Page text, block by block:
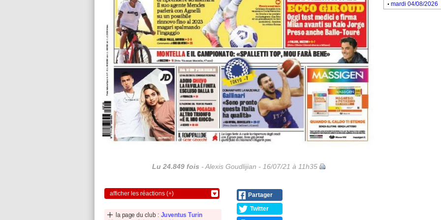
Lu 24.849 fois - Alexis Goudlijian - 16/07/21 à 11h35
afficher les réactions (+)
Partager
Twitter
la page du club : Juventus Turin
. mardi 04/08/2026